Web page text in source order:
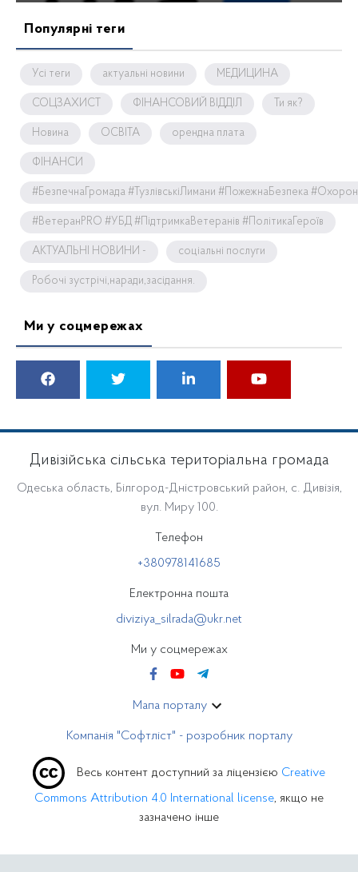
Популярні теги
Усі теги актуальні новини МЕДИЦИНА
СОЦЗАХИСТ ФІНАНСОВИЙ ВІДДІЛ Ти як?
Новина ОСВІТА орендна плата
ФІНАНСИ
#БезпечнаГромада #ТузлівськіЛимани #ПожежнаБезпека
#ВетеранPRO #УБД #ПідтримкаВетеранів #ПолітикаГероїв
АКТУАЛЬНІ НОВИНИ - соціальні послуги
Робочі зустрічі,наради,засідання.
Ми у соцмережах
Дивізійська сільська територіальна громада
Одеська область, Білгород-Дністровський район, с. Дивізія,
вул. Миру 100.
Телефон
+380978141685
Електронна пошта
diviziya_silrada@ukr.net
Ми у соцмережах
Мапа порталу
Компанія "Софтліст" - розробник порталу
Весь контент доступний за ліцензією Creative
Commons Attribution 4.0 International license, якщо не
зазначено інше